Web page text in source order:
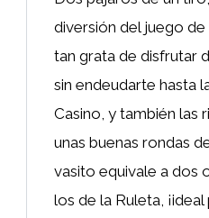
diversión del juego de
tan grata de disfrutar
sin endeudarte hasta
Casino, y también las
unas buenas rondas
vasito equivale a dos
los de la Ruleta,